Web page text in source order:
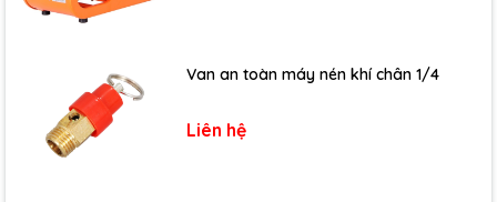
Van an toàn máy nén khí chân 1/4
Liên hệ